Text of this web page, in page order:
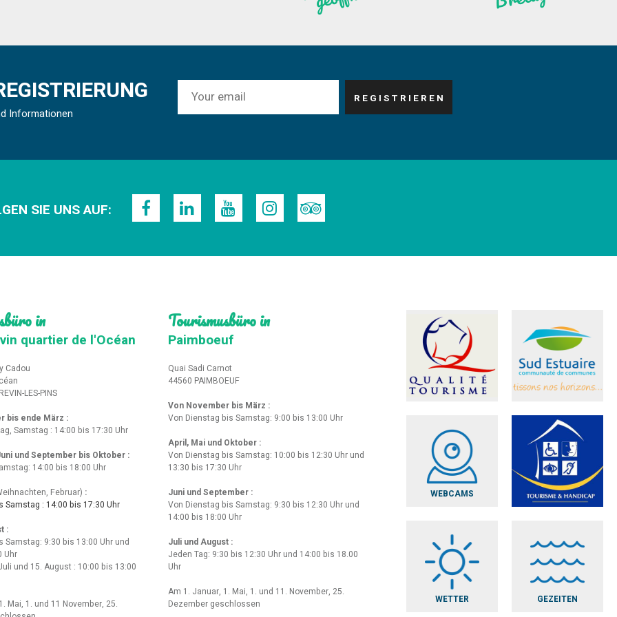
Informationen
SIE UNS AUF:
in
quartier de l'Océan
Cadou
LES-PINS
bis ende März :
Samstag : 14:00 bis 17:30 Uhr
und September bis Oktober :
14:00 bis 18:00 Uhr
Februar) :
Samstag : 14:00 bis 17:30 Uhr
:
Samstag: 9:30 bis 13:00 Uhr und
Uhr
und 15. August : 10:00 bis 13:00
Mai, 1. und 11 November, 25.
Tourismusbüro in
Paimboeuf
Quai Sadi Carnot
44560 PAIMBOEUF
Von November bis März :
Von Dienstag bis Samstag: 9:00 bis 13:00 Uhr
April, Mai und Oktober :
Von Dienstag bis Samstag: 10:00 bis 12:30 Uhr und
13:30 bis 17:30 Uhr
Juni und September :
Von Dienstag bis Samstag: 9:30 bis 12:30 Uhr und
14:00 bis 18:00 Uhr
Juli und August :
Jeden Tag: 9:30 bis 12:30 Uhr und 14:00 bis 18.00
Uhr
Am 1. Januar, 1. Mai, 1. und 11. November, 25.
Dezember geschlossen
WEBCAMS
WETTER GEZEITEN